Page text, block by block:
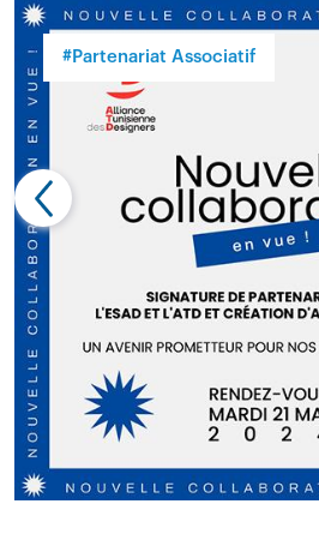
#Partenariat Associatif